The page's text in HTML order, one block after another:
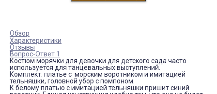
Обзор
Характеристики
Отзывы
Вопрос-Ответ 1
Костюм морячки для девочки для детского сада часто
используется для танцевальных выступлений.
Комплект: платье с морским воротником и имитацией
тельняшки, головной убор с помпоном.
К белому платью с имитацией тельняшки пришит синий